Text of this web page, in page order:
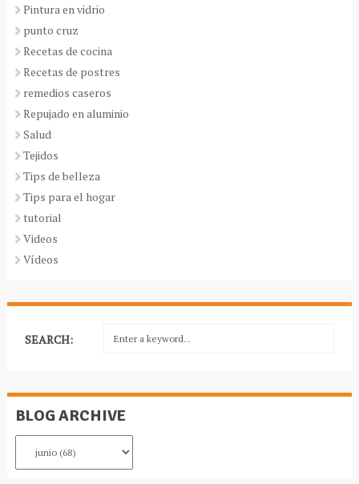
Pintura en vidrio
punto cruz
Recetas de cocina
Recetas de postres
remedios caseros
Repujado en aluminio
Salud
Tejidos
Tips de belleza
Tips para el hogar
tutorial
Videos
Vídeos
SEARCH:
BLOG ARCHIVE